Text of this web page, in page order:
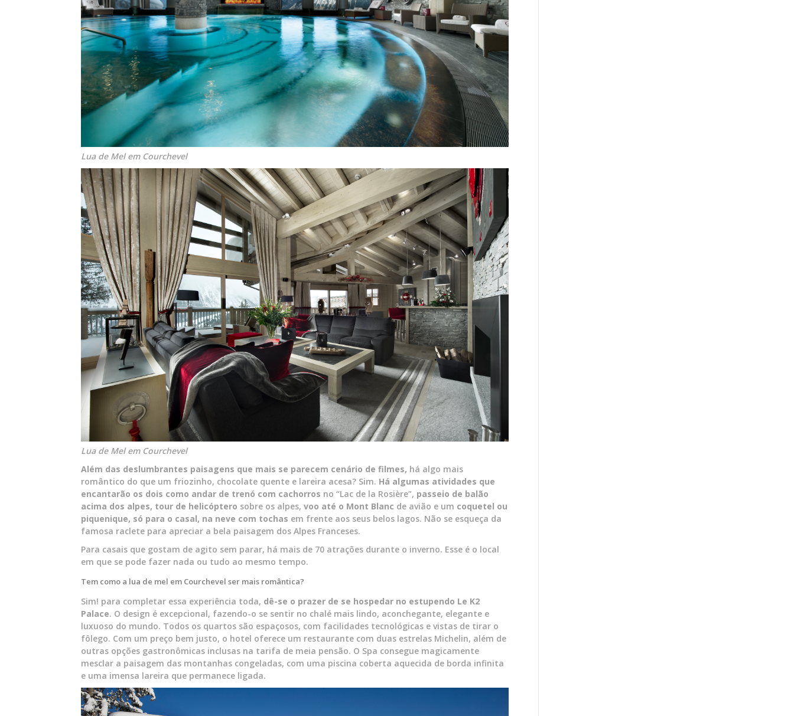
Lua de Mel em Courchevel
Lua de Mel em Courchevel
Além das deslumbrantes paisagens que mais se parecem cenário de filmes, há algo mais
romântico do que um friozinho, chocolate quente e lareira acesa? Sim. Há algumas atividades que
encantarão os dois como andar de trenó com cachorros no “Lac de la Rosière”, passeio de balão
acima dos alpes, tour de helicóptero sobre os alpes, voo até o Mont Blanc de avião e um coquetel ou
piquenique, só para o casal, na neve com tochas em frente aos seus belos lagos. Não se esqueça da
famosa raclete para apreciar a bela paisagem dos Alpes Franceses.
Para casais que gostam de agito sem parar, há mais de 70 atrações durante o inverno. Esse é o local
em que se pode fazer nada ou tudo ao mesmo tempo.
Tem como a lua de mel em Courchevel ser mais romântica?
Sim! para completar essa experiência toda, dê-se o prazer de se hospedar no estupendo Le K2
Palace. O design é excepcional, fazendo-o se sentir no chalé mais lindo, aconchegante, elegante e
luxuoso do mundo. Todos os quartos são espaçosos, com facilidades tecnológicas e vistas de tirar o
fôlego. Com um preço bem justo, o hotel oferece um restaurante com duas estrelas Michelin, além de
outras opções gastronômicas inclusas na tarifa de meia pensão. O Spa consegue magicamente
mesclar a paisagem das montanhas congeladas, com uma piscina coberta aquecida de borda infinita
e uma imensa lareira que permanece ligada.